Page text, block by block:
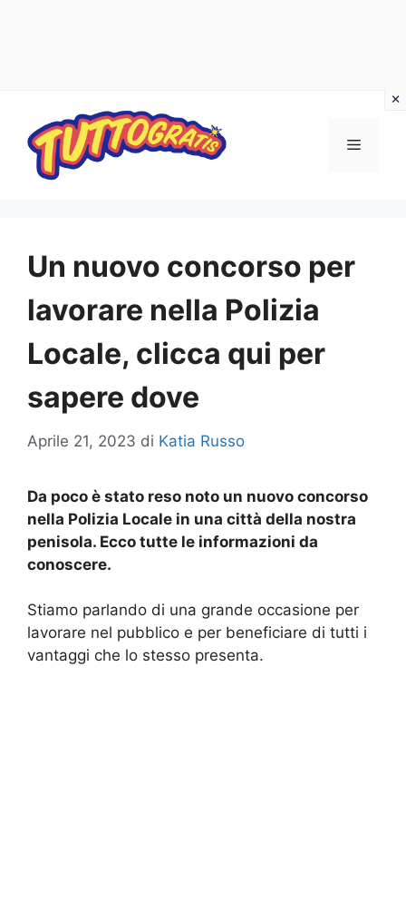
contenuto
Menu
Un nuovo concorso per
lavorare nella Polizia
Locale, clicca qui per
sapere dove
Aprile 21, 2023 di Katia Russo
Da poco è stato reso noto un nuovo concorso
nella Polizia Locale in una città della nostra
penisola. Ecco tutte le informazioni da
conoscere.
Stiamo parlando di una grande occasione per
lavorare nel pubblico e per beneficiare di tutti i
vantaggi che lo stesso presenta.